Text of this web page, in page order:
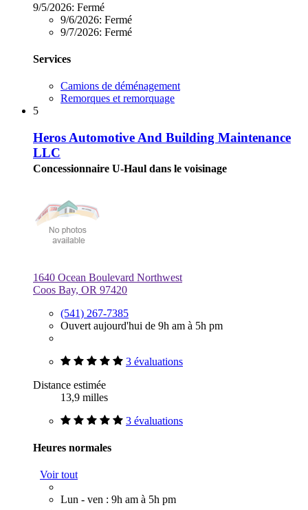
9/5/2026: Fermé
9/6/2026: Fermé
9/7/2026: Fermé
Services
Camions de déménagement
Remorques et remorquage
5
Heros Automotive And Building Maintenance
LLC
Concessionnaire U-Haul dans le voisinage
1640 Ocean Boulevard Northwest
Coos Bay, OR 97420
(541) 267-7385
Ouvert aujourd'hui de 9h am à 5h pm
3 évaluations
Distance estimée
13,9 milles
3 évaluations
Heures normales
Voir tout
Lun - ven : 9h am à 5h pm